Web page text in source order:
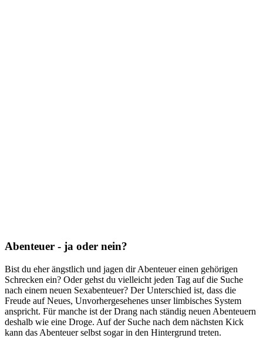
Abenteuer - ja oder nein?
Bist du eher ängstlich und jagen dir Abenteuer einen gehörigen
Schrecken ein? Oder gehst du vielleicht jeden Tag auf die Suche
nach einem neuen Sexabenteuer? Der Unterschied ist, dass die
Freude auf Neues, Unvorhergesehenes unser limbisches System
anspricht. Für manche ist der Drang nach ständig neuen Abenteuern
deshalb wie eine Droge. Auf der Suche nach dem nächsten Kick
kann das Abenteuer selbst sogar in den Hintergrund treten.